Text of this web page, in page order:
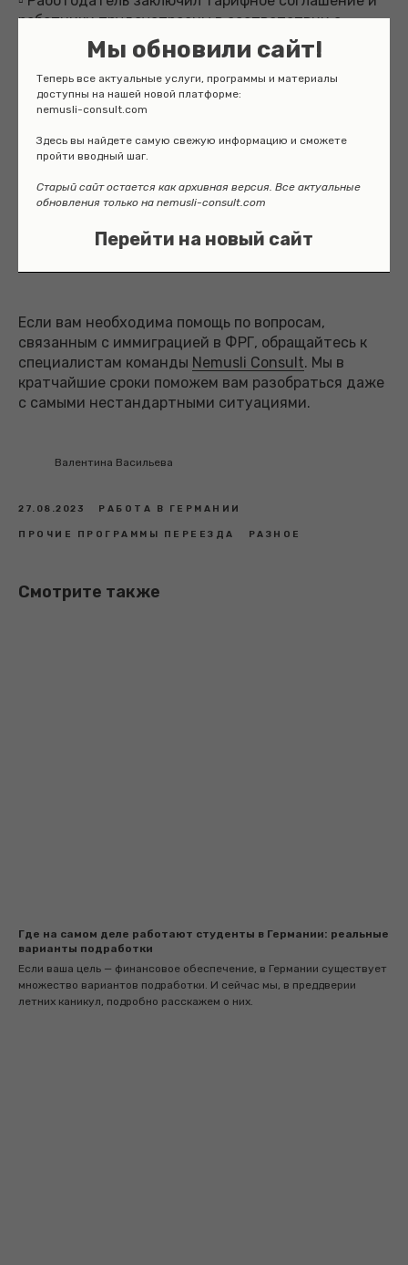
работники трудоустроены в соответствии с
действующими тарифными условиями.
▫️ Работодатель обязуется полностью возмещать
необходимые расходы на поездку.
▫️ Планируемое трудоустройство не превышает
восьми месяцев в течение 12 месяцев.
▫️ Еженедельное рабочее время составляет не
Если вам необходима помощь по вопросам,
связанным с иммиграцией в ФРГ, обращайтесь к
специалистам команды Nemusli Consult. Мы в
кратчайшие сроки поможем вам разобраться даже
с самыми нестандартными ситуациями.
Валентина Васильева
27.08.2023 РАБОТА В ГЕРМАНИИ
ПРОЧИЕ ПРОГРАММЫ ПЕРЕЕЗДА РАЗНОЕ
Смотрите также
Где на самом деле работают студенты в Германии: реальные
варианты подработки
Если ваша цель — финансовое обеспечение, в Германии существует
множество вариантов подработки. И сейчас мы, в преддверии
летних каникул, подробно расскажем о них.
Мы обновили сайт!
Теперь все актуальные услуги, программы и материалы
доступны на нашей новой платформе:
nemusli-consult.com
Здесь вы найдете самую свежую информацию и сможете
пройти вводный шаг.
Старый сайт остается как архивная версия. Все актуальные
обновления только на nemusli-consult.com
Перейти на новый сайт